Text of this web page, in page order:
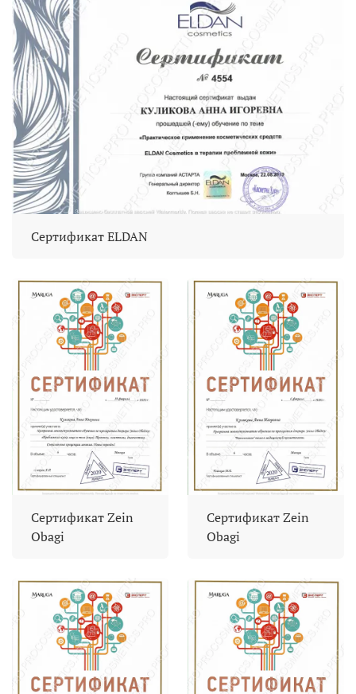
Сертификат ELDAN
Сертификат Zein
Obagi
Сертификат Zein
Obagi